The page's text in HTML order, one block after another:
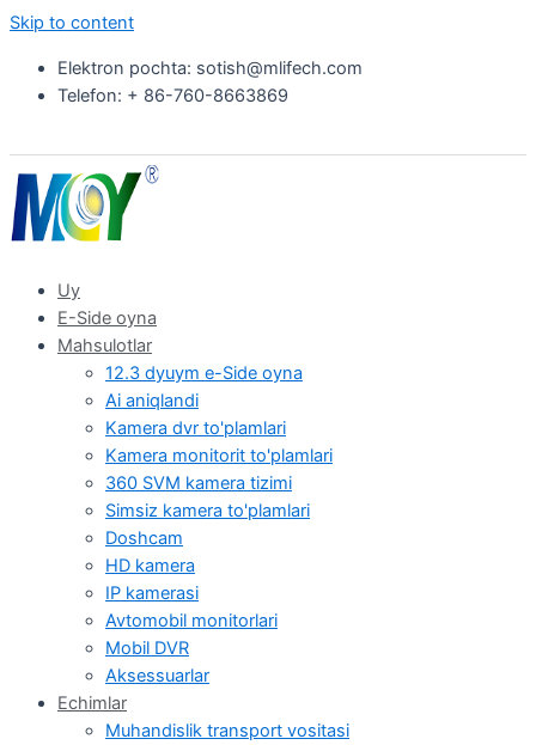
Skip to content
Elektron pochta: sotish@mlifech.com
Telefon: + 86-760-8663869
Uy
E-Side oyna
Mahsulotlar
12.3 dyuym e-Side oyna
Ai aniqlandi
Kamera dvr to'plamlari
Kamera monitorit to'plamlari
360 SVM kamera tizimi
Simsiz kamera to'plamlari
Doshcam
HD kamera
IP kamerasi
Avtomobil monitorlari
Mobil DVR
Aksessuarlar
Echimlar
Muhandislik transport vositasi